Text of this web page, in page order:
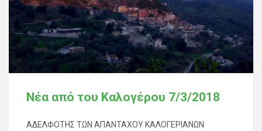
Νέα από του Καλογέρου 7/3/2018
ΑΔΕΛΦΟΤΗΣ ΤΩΝ ΑΠΑΝΤΑΧΟΥ ΚΑΛΟΓΕΡΙΑΝΩΝ